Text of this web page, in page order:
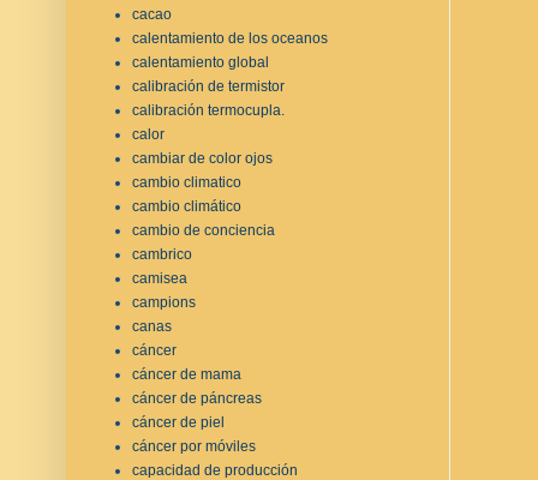
cacao
calentamiento de los oceanos
calentamiento global
calibración de termistor
calibración termocupla.
calor
cambiar de color ojos
cambio climatico
cambio climático
cambio de conciencia
cambrico
camisea
campions
canas
cáncer
cáncer de mama
cáncer de páncreas
cáncer de piel
cáncer por móviles
capacidad de producción